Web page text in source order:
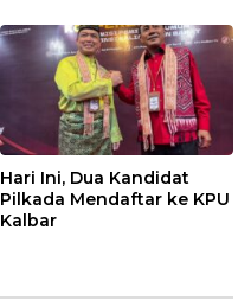
Hari Ini, Dua Kandidat
Pilkada Mendaftar ke KPU
Kalbar